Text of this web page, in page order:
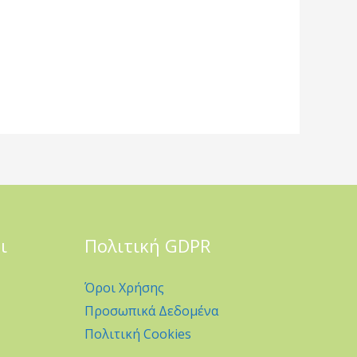
Πολιτική GDPR
Όροι Χρήσης
Προσωπικά Δεδομένα
Πολιτική Cookies